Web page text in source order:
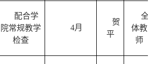
配合学
院常规教学
检查
4月
贺
平
全
体教
师